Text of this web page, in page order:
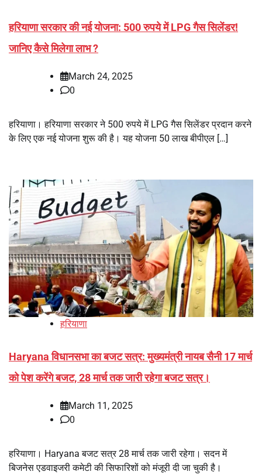
हरियाणा सरकार की नई योजना: 500 रुपये में LPG गैस सिलेंडर!
जानिए कैसे मिलेगा लाभ ?
March 24, 2025
0
हरियाणा। हरियाणा सरकार ने 500 रुपये में LPG गैस सिलेंडर प्रदान करने
के लिए एक नई योजना शुरू की है। यह योजना 50 लाख बीपीएल […]
हरियाणा
Haryana विधानसभा का बजट सत्र: मुख्यमंत्री नायब सैनी 17 मार्च
को पेश करेंगे बजट, 28 मार्च तक जारी रहेगा बजट सत्र।
March 11, 2025
0
हरियाणा। Haryana बजट सत्र 28 मार्च तक जारी रहेगा। सदन में
बिजनेस एडवाइजरी कमेटी की सिफारिशों को मंजूरी दी जा चुकी है।